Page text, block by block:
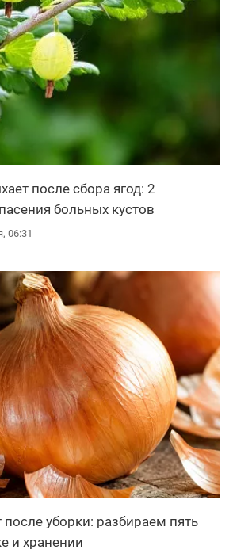
после сбора ягод: 2
больных кустов
06:31
после уборки: разбираем пять
и хранении